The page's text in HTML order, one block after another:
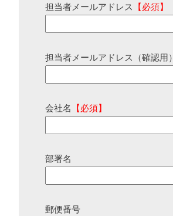
担当者メールアドレス 【必須】
担当者メールアドレス（確認用）
会社名 【必須】
部署名
郵便番号